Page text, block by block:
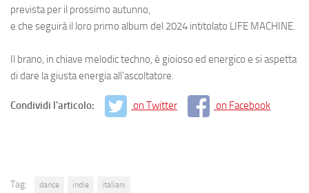
prevista per il prossimo autunno,
e che seguirà il loro primo album del 2024 intitolato LIFE MACHINE.
Il brano, in chiave melodic techno, è gioioso ed energico e si aspetta
di dare la giusta energia all’ascoltatore.
Condividi l'articolo: on Twitter on Facebook
Tag: dance indie italiani